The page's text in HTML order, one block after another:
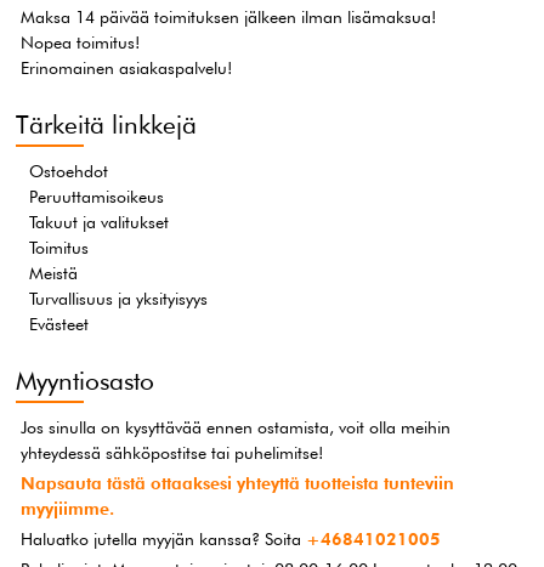
Maksa 14 päivää toimituksen jälkeen ilman lisämaksua!
Nopea toimitus!
Erinomainen asiakaspalvelu!
Tärkeitä linkkejä
Ostoehdot
Peruuttamisoikeus
Takuut ja valitukset
Toimitus
Meistä
Turvallisuus ja yksityisyys
Evästeet
Myyntiosasto
Jos sinulla on kysyttävää ennen ostamista, voit olla meihin
yhteydessä sähköpostitse tai puhelimitse!
Napsauta tästä ottaaksesi yhteyttä tuotteista tunteviin
myyjiimme.
Haluatko jutella myyjän kanssa? Soita +46841021005